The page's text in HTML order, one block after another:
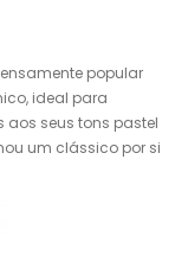
popular
ideal para
aos seus tons pastel
um clássico por si